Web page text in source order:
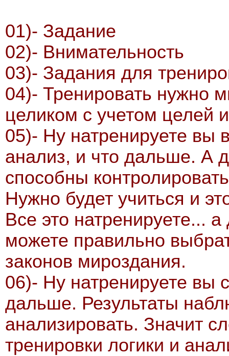
01)- Задание
02)- Внимательность
03)- Задания для
04)- Тренировать нужно
целиком с учетом целей
05)- Ну натренируете вы
анализ, и что дальше. А
способны
Нужно будет учиться и
Все это натренируете...
можете правильно
законов мироздания.
06)- Ну натренируете вы
дальше. Результаты
анализировать. Значит
тренировки логики и